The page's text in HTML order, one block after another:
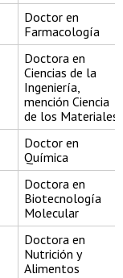
Doctor en
Farmacología
Doctora en
Ciencias de la
Ingeniería,
mención Ciencia
de los Materiales
Doctor en
Química
Doctora en
Biotecnología
Molecular
Doctora en
Nutrición y
Alimentos